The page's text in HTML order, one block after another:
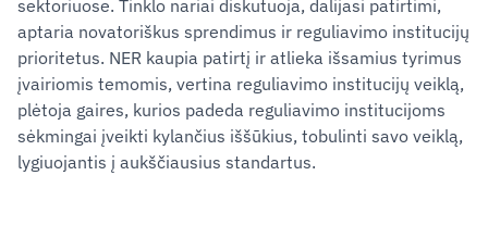
sektoriuose. Tinklo nariai diskutuoja, dalijasi patirtimi,
aptaria novatoriškus sprendimus ir reguliavimo institucijų
prioritetus. NER kaupia patirtį ir atlieka išsamius tyrimus
įvairiomis temomis, vertina reguliavimo institucijų veiklą,
plėtoja gaires, kurios padeda reguliavimo institucijoms
sėkmingai įveikti kylančius iššūkius, tobulinti savo veiklą,
lygiuojantis į aukščiausius standartus.